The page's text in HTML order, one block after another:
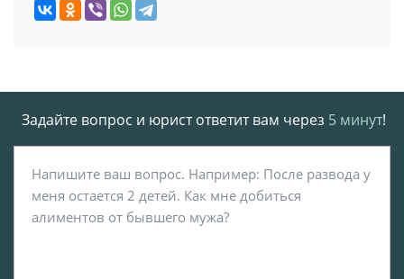
Задайте вопрос и юрист ответит вам через 5 минут!